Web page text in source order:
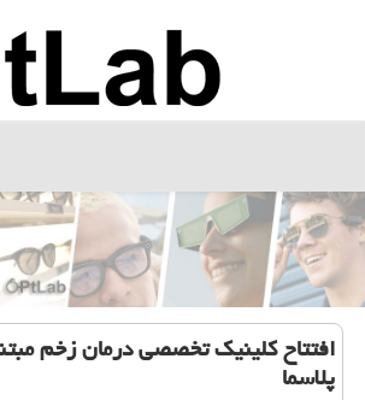
افتتاح کلینیک تخصصی درمان زخم
پلاسما